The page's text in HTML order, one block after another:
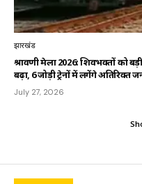
झारखंड
श्रावणी मेला 2026: शिवभक्तों को
बढ़ा, 6 जोड़ी ट्रेनों में लगेंगे अतिरिक्त
July 27, 2026